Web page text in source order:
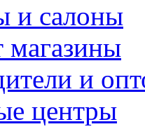
и салоны
магазины
и
центры